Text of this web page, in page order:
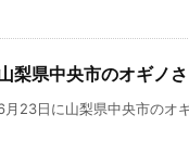
梨県中央市のオギノ
月23日に山梨県中央市のオ